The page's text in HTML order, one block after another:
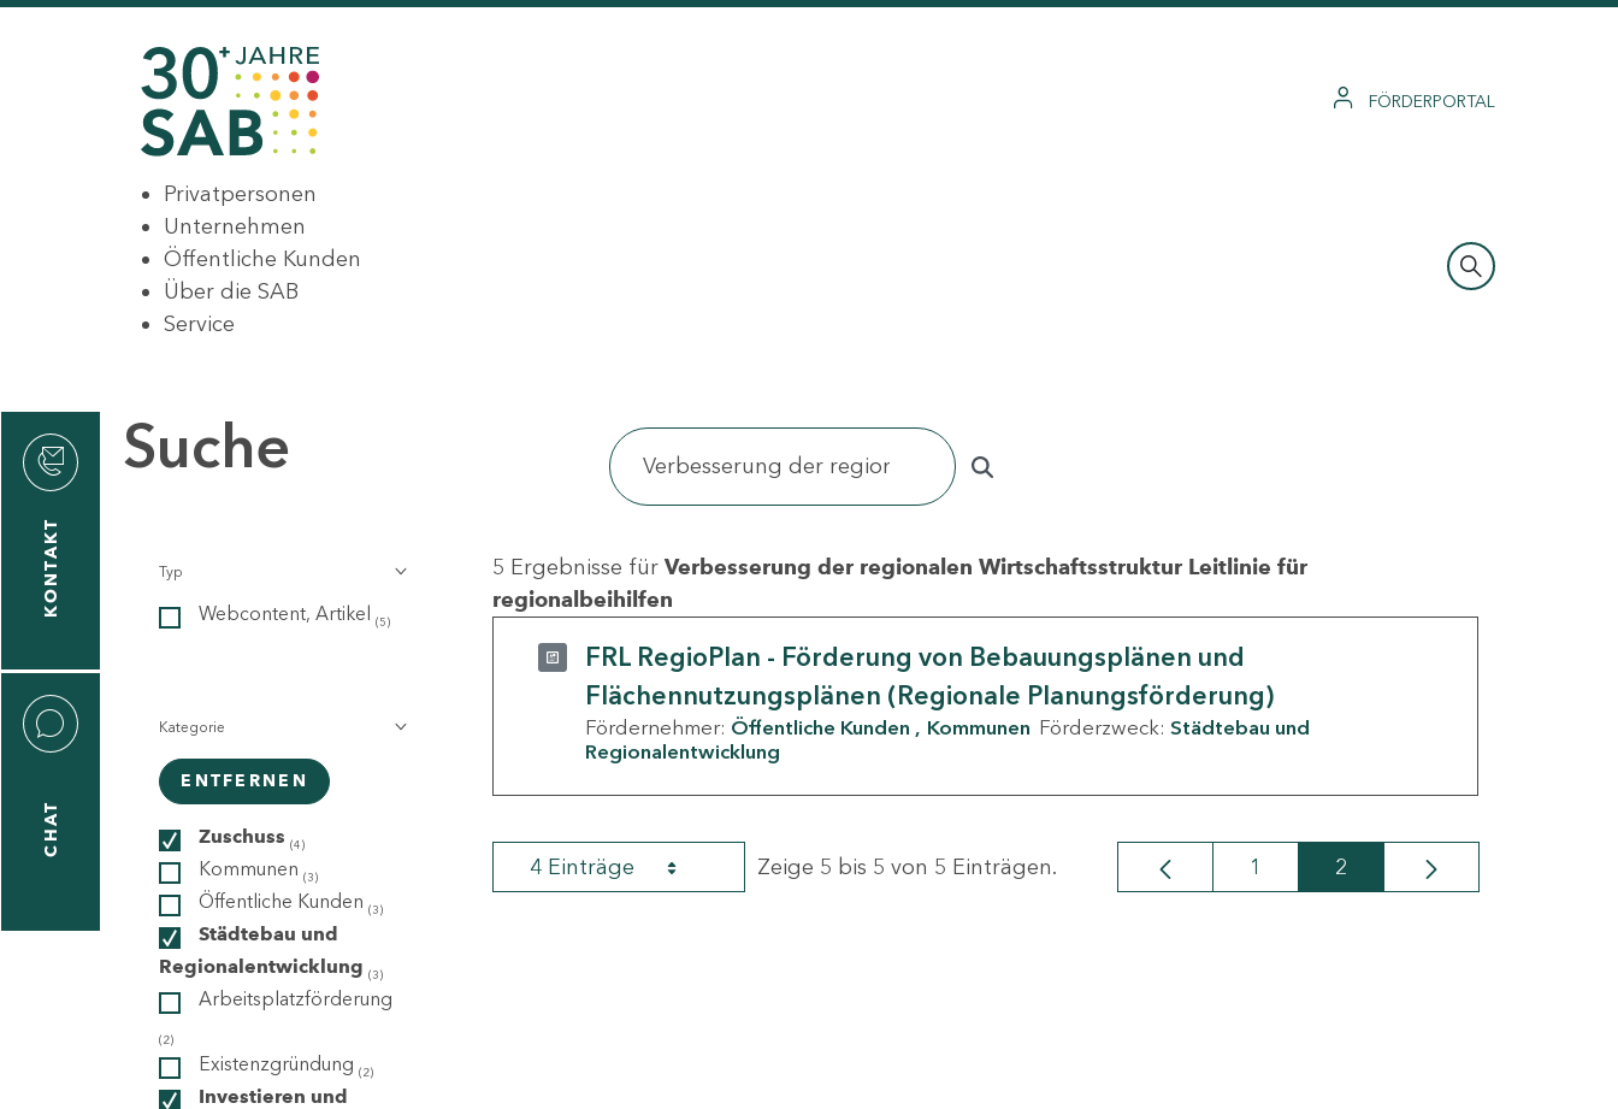
FÖRDERPORTAL
Privatpersonen
Unternehmen
Öffentliche Kunden
Über die SAB
Service
KONTAKT
CHAT
Suche
Typ
Webcontent, Artikel (5)
Kategorie
ENTFERNEN
Zuschuss (4)
Kommunen (3)
Öffentliche Kunden (3)
Städtebau und
Regionalentwicklung (3)
Arbeitsplatzförderung
(2)
Existenzgründung (2)
Investieren und
5 Ergebnisse für Verbesserung der regionalen Wirtschaftsstruktur Leitlinie für
regionalbeihilfen
FRL RegioPlan - Förderung von Bebauungsplänen und
Flächennutzungsplänen (Regionale Planungsförderung)
Fördernehmer: Öffentliche Kunden Kommunen Förderzweck: Städtebau und
Regionalentwicklung
4 Einträge Zeige 5 bis 5 von 5 Einträgen. Seite
1 Seite
2